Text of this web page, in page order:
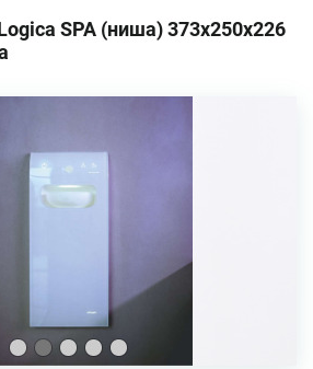
SPA (ниша) 373x250x226